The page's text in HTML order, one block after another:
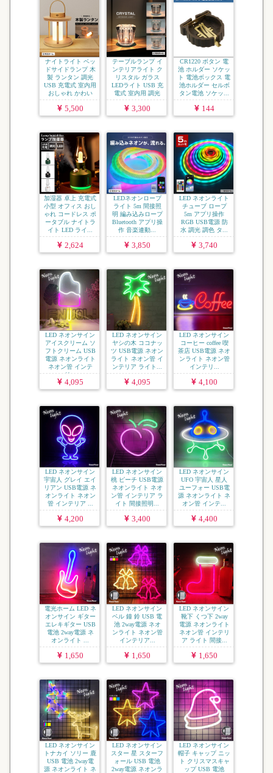
ナイトライト ベッ
ドサイドランプ 木
製 ランタン 調光
USB 充電式 室内用
おしゃれ かわい
い...
5,500
テーブルランプ イ
ンテリアライト ク
リスタル ガラス
LEDライト USB 充
電式 室内用 調光
...
3,300
CR1220 ボタン 電
池 ホルダー ソケッ
ト 電池ボックス 電
池ホルダー セルボ
タン電池 ソケッ...
144
加湿器 卓上 充電式
小型 オフィス おし
ゃれ コードレス ポ
ータブル ナイトラ
イト LED ライ...
2,624
LEDネオンロープ
ライト 5m 間接照
明 編み込みロープ
Bluetooth アプリ操
作 音楽連動...
3,850
LED ネオンライト
チューブ ロープ
5m アプリ操作
RGB USB電源 防
水 調光 調色 タ...
3,740
LED ネオンサイン
アイスクリーム ソ
フトクリーム USB
電源 ネオンライト
ネオン管 インテ
リ...
4,095
LED ネオンサイン
ヤシの木 ココナッ
ツ USB電源 ネオン
ライト ネオン管 イ
ンテリア ライト...
4,095
LED ネオンサイン
コーヒー coffee 喫
茶店 USB電源 ネオ
ンライト ネオン管
インテリ...
4,100
LED ネオンサイン
宇宙人 グレイ エイ
リアン USB電源 ネ
オンライト ネオン
管 インテリア ...
4,200
LED ネオンサイン
桃 ピーチ USB電源
ネオンライト ネオ
ン管 インテリア ラ
イト 間接照明...
3,400
LED ネオンサイン
UFO 宇宙人 星人
ユーフォー USB電
源 ネオンライト ネ
オン管 インテ...
4,400
電光ホーム LED ネ
オンサイン ギター
エレキギター USB
電池 2way電源 ネ
オンライト ...
1,650
LED ネオンサイン
ベル 鐘 鈴 USB 電
池 2way電源 ネオ
ンライト ネオン管
インテリア...
1,650
LED ネオンサイン
靴下 くつ下 2way
電源 ネオンライト
ネオン管 インテリ
ア ライト 間接...
1,650
LED ネオンサイン
トナカイ ソリー 鹿
USB 電池 2way電
源 ネオンライト ネ
LED ネオンサイン
スター 星 スターフ
ォール USB 電池
2way電源 ネオンラ
LED ネオンサイン
帽子 キャップ ニッ
ト クリスマスキャ
ップ USB 電池